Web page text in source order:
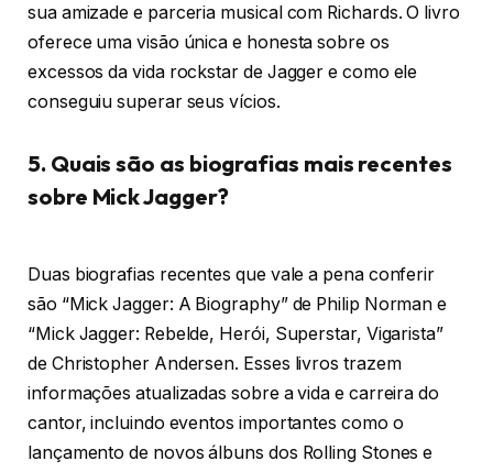
sua amizade e parceria musical com Richards. O livro
oferece uma visão única e honesta sobre os
excessos da vida rockstar de Jagger e como ele
conseguiu superar seus vícios.
5. Quais são as biografias mais recentes
sobre Mick Jagger?
Duas biografias recentes que vale a pena conferir
são “Mick Jagger: A Biography” de Philip Norman e
“Mick Jagger: Rebelde, Herói, Superstar, Vigarista”
de Christopher Andersen. Esses livros trazem
informações atualizadas sobre a vida e carreira do
cantor, incluindo eventos importantes como o
lançamento de novos álbuns dos Rolling Stones e